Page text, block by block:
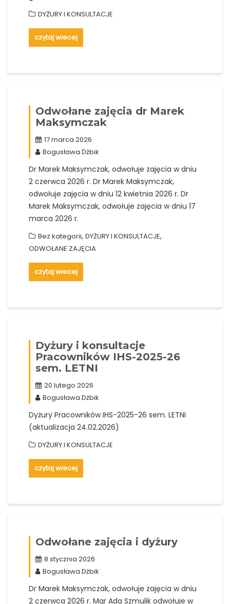
DYŻURY I KONSULTACJE
czytaj wiecej
Odwołane zajęcia dr Marek
Maksymczak
17 marca 2026
Bogusława Dżbik
Dr Marek Maksymczak, odwołuje zajęcia w dniu
2 czerwca 2026 r. Dr Marek Maksymczak,
odwołuje zajęcia w dniu 12 kwietnia 2026 r. Dr
Marek Maksymczak, odwołuje zajęcia w dniu 17
marca 2026 r.
Bez kategorii, DYŻURY I KONSULTACJE,
ODWOŁANE ZAJĘCIA
czytaj wiecej
Dyżury i konsultacje
Pracowników IHS-2025-26
sem. LETNI
20 lutego 2026
Bogusława Dżbik
Dyżury Pracowników IHS-2025-26 sem. LETNI
(aktualizacja 24.02.2026)
DYŻURY I KONSULTACJE
czytaj wiecej
Odwołane zajęcia i dyżury
8 stycznia 2026
Bogusława Dżbik
Dr Marek Maksymczak, odwołuje zajęcia w dniu
2 czerwca 2026 r. Mgr Ada Szmulik odwołuje w